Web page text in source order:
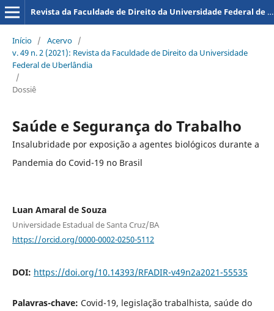
Revista da Faculdade de Direito da Universidade Federal de Uberlândia
Início / Acervo /
v. 49 n. 2 (2021): Revista da Faculdade de Direito da Universidade
Federal de Uberlândia
/
Dossiê
Saúde e Segurança do Trabalho
Insalubridade por exposição a agentes biológicos durante a
Pandemia do Covid-19 no Brasil
Luan Amaral de Souza
Universidade Estadual de Santa Cruz/BA
https://orcid.org/0000-0002-0250-5112
DOI: https://doi.org/10.14393/RFADIR-v49n2a2021-55535
Palavras-chave: Covid-19, legislação trabalhista, saúde do